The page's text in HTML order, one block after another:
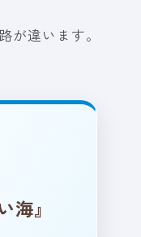
が違います。
海』
を航
てい